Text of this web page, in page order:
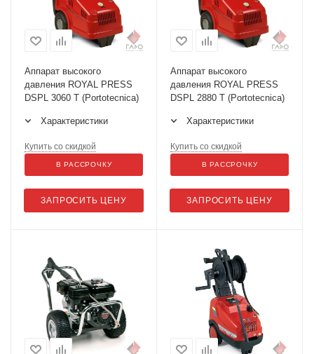
Аппарат высокого
давления ROYAL PRESS
DSPL 3060 T (Portotecnica)
Характеристики
ЗАПРОСИТЬ ЦЕНУ
Купить со скидкой
В РАССРОЧКУ
Аппарат высокого
давления ROYAL PRESS
DSPL 2880 T (Portotecnica)
Характеристики
ЗАПРОСИТЬ ЦЕНУ
Купить со скидкой
В РАССРОЧКУ